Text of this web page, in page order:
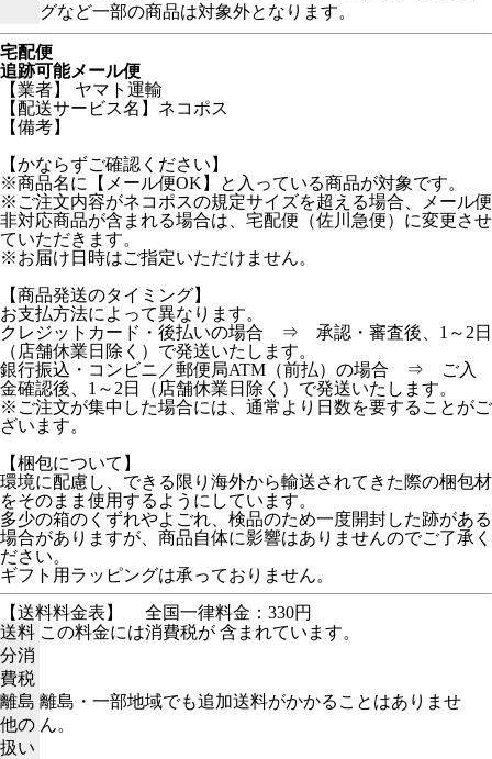
グなど一部の商品は対象外となります。
宅配便
追跡可能メール便
【業者】 ヤマト運輸
【配送サービス名】ネコポス
【備考】
【かならずご確認ください】
※商品名に【メール便OK】と入っている商品が対象です。
※ご注文内容がネコポスの規定サイズを超える場合、メール便
非対応商品が含まれる場合は、宅配便（佐川急便）に変更させ
ていただきます。
※お届け日時はご指定いただけません。
【商品発送のタイミング】
お支払方法によって異なります。
クレジットカード・後払いの場合 ⇒ 承認・審査後、1～2日
（店舗休業日除く）で発送いたします。
銀行振込・コンビニ／郵便局ATM（前払）の場合 ⇒ ご入
金確認後、1～2日（店舗休業日除く）で発送いたします。
※ご注文が集中した場合には、通常より日数を要することがご
ざいます。
【梱包について】
環境に配慮し、できる限り海外から輸送されてきた際の梱包材
をそのまま使用するようにしています。
多少の箱のくずれやよごれ、検品のため一度開封した跡がある
場合がありますが、商品自体に影響はありませんのでご了承く
ださい。
ギフト用ラッピングは承っておりません。
【送料料金表】
全国一律料金：330円
送料
分消
費税
この料金には消費税が 含まれています。
離島
他の
扱い
離島・一部地域でも追加送料がかかることはありませ
ん。